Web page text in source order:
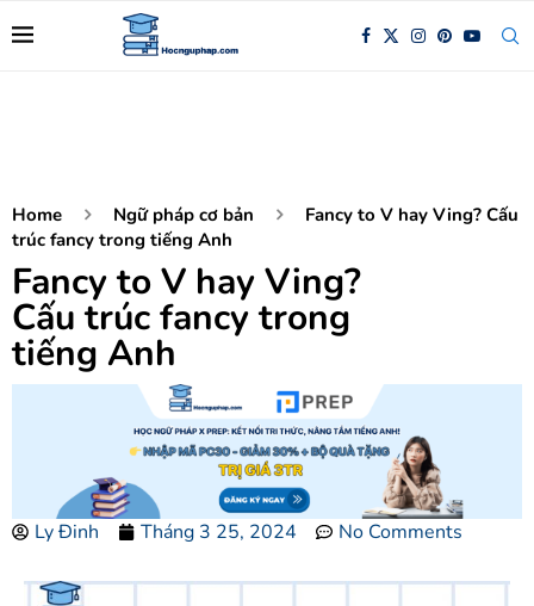
Home Ngữ pháp cơ bản
Fancy to V hay Ving? Cấu
trúc fancy trong tiếng Anh
Fancy to V hay Ving?
Cấu trúc fancy trong
tiếng Anh
Ly Đinh Tháng 3 25, 2024 No Comments